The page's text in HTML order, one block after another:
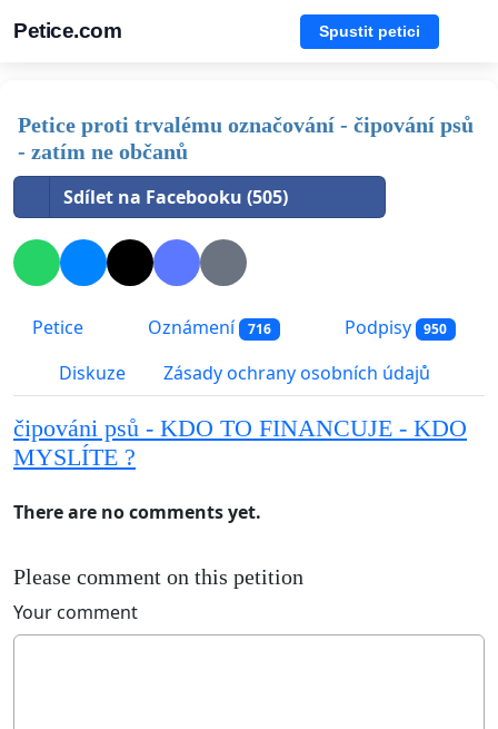
Petice.com Spustit petici
Petice proti trvalému označování - čipování psů
- zatím ne občanů
Sdílet na Facebooku (505)
Petice Oznámení 716 Podpisy 950
Diskuze Zásady ochrany osobních údajů
čipováni psů - KDO TO FINANCUJE - KDO
MYSLÍTE ?
There are no comments yet.
Please comment on this petition
Your comment